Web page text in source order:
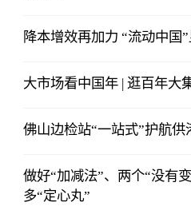
降本增效再加力 “流动中国
大市场看中国年 | 逛百年大
佛山边检站“一站式”护航供
做好“加减法”、两个“没有
多“定心丸”